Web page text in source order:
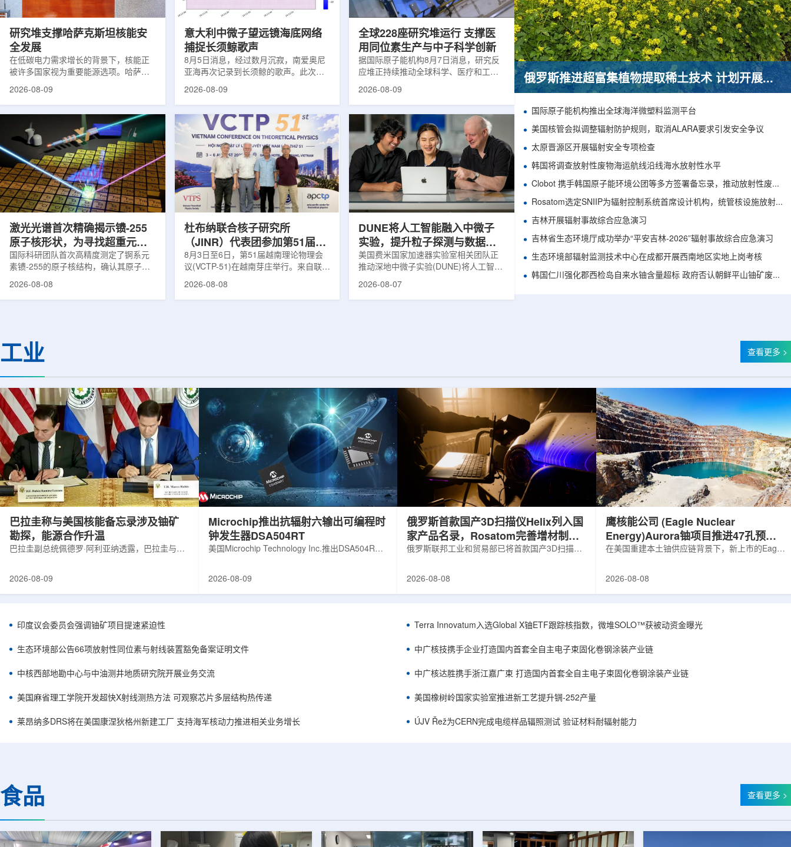
研究堆支撑哈萨克斯坦核能安
全发展
在低碳电力需求增长的背景下，核能正
被许多国家视为重要能源选项。哈萨克
料、反应堆运行工况及安全系统需要经
过长期研究、试验和验证，研究堆和实
验装置正是承担这类工作的核心平台。
不同于以发电为主要目标的动力堆，研
究堆更接近专业核科学实验室。科研人
员可在其中研究核燃料和结构材料行
为，模拟反应堆不同运行状态，包括偏
离正常工况的情形，测试新技术，并验
证后续用于核...
2026-08-09
意大利中微子望远镜海底网络
捕捉长须鲸歌声
8月5日消息，经过数月沉寂，南爱奥尼
亚海再次记录到长须鲸的歌声。此次观
多个实验共同完成，涉及ITINERIS、
LOWNOISER和VONGOLA三个项目，
相关工作由LNS-INFN与西西里核物理与
物质结构中心(CSFNSM)参与开展。探
测发生在冬季末期。当时，东地中海区
域正受到一项长期近海油气资源地球物
理勘测活动带来的强烈人为噪声影响，
距离飓风哈里过境也仅数周。研究人员
在复杂声学背景...
2026-08-09
全球228座研究堆运行 支撑医
用同位素生产与中子科学创新
据国际原子能机构8月7日消息，研究反
应堆正持续推动全球科学、医疗和工业
设或规划阶段。这类反应堆不同于用于
发电的核反应堆，主要功能是产生中
子，为医疗、工业、农业、地质科学、
法医学及核科学研究提供支撑。从上方
拍摄的研究堆水池。(图片：国际原子能
机构)在医疗领域，研究堆是医用放射性
同位素的重要来源。其中，锝-99m被广
泛用于癌症以及心脏、脑部和骨骼疾病
诊断;全球大...
2026-08-09
激光光谱首次精确揭示镄-255
原子核形状，为寻找超重元素
提供新线索
国际科研团队首次高精度测定了锕系元
素镄-255的原子核结构，确认其原子核
呈明显的长椭球形，类似橄榄球。这项
值，也为现代原子核理论模型提供了关
键实验验证。镄是自然界中不存在的人
团...
2026-08-08
杜布纳联合核子研究所
（JINR）代表团参加第51届越
南理论物理会议
8月3日至6日，第51届越南理论物理会
议(VCTP-51)在越南芽庄举行。来自联合
核研究所理论物理实验室和信息技术实
2026-08-08
DUNE将人工智能融入中微子
实验，提升粒子探测与数据处
理能力
美国费米国家加速器实验室相关团队正
推动深地中微子实验(DUNE)将人工智能
和机器学习工具融入实验设计、探测器
子...
2026-08-07
俄罗斯推进超富集植物提取稀土技术 计划开展田间试验
国际原子能机构推出全球海洋微塑料监测平台
美国核管会拟调整辐射防护规则，取消ALARA要求引发安全争议
太原晋源区开展辐射安全专项检查
韩国将调查放射性废物海运航线沿线海水放射性水平
Clobot 携手韩国原子能环境公团等多方签署备忘录，推动放射性废物安全管理多机型机器人示范
Rosatom选定SNIIP为辐射控制系统首席设计机构，统管核设施放射仪表标准化与进口替代保障
吉林开展辐射事故综合应急演习
吉林省生态环境厅成功举办“平安吉林-2026”辐射事故综合应急演习
生态环境部辐射监测技术中心在成都开展西南地区实地上岗考核
韩国仁川强化郡西检岛自来水铀含量超标 政府否认朝鲜平山铀矿废水影响
工业 查看更多 >
巴拉圭称与美国核能备忘录涉及铀矿
勘探，能源合作升温
巴拉圭副总统佩德罗·阿利亚纳透露，巴拉圭与美
务卿克里斯托弗·兰道的会晤时，将该协议称为历
有的接近阶段。巴美双方此次接触并不局限于核
能议题，而是涵盖双边合作、安全、投资和地区
政治等多个层面。阿利亚纳称，美国方面有意加
强对巴拉圭能源领域的投资，尤其关注...
2026-08-09
Microchip推出抗辐射六输出可编程时
钟发生器DSA504RT
美国Microchip Technology Inc.推出DSA504RT
常需要高度稳定的时间参考，用于导航、通信和
件，分别为不同子系统提供时钟信号，由此带来
元器件数量增加、系统质量上升和电路复杂...
2026-08-09
俄罗斯首款国产3D扫描仪Helix列入国
家产品名录，Rosatom完善增材制造
技术链
俄罗斯联邦工业和贸易部已将首款国产3D扫描仪
完成。至此，Helix成为俄罗斯首款、也是目前唯
RangeVision Helix由俄罗斯国家原子能公司增材
制造合作伙伴RangeVision研发制造。自2025年
以来，该公司成为唯一纳入俄罗斯国家原子能公
司增材制造生态系统的俄罗斯3D扫描...
2026-08-08
鹰核能公司 (Eagle Nuclear
Energy)Aurora铀项目推进47孔预可
研钻探
在美国重建本土铀供应链背景下，新上市的Eagle
1300标准含indicated资源3275万磅、inferred
孔、总进尺约2.7万英尺的预可研钻探，待联邦与
州审批通过后开工，预计2027年下半年完成预可
研。技术端近期增补Yukuskokon Professional
Services，并扩大与BBA USA、SLR I...
2026-08-08
印度议会委员会强调铀矿项目提速紧迫性
生态环境部公告66项放射性同位素与射线装置豁免备案证明文件
中核西部地勘中心与中油测井地质研究院开展业务交流
美国麻省理工学院开发超快X射线测热方法 可观察芯片多层结构热传递
莱昂纳多DRS将在美国康涅狄格州新建工厂 支持海军核动力推进相关业务增长
Terra Innovatum入选Global X铀ETF跟踪核指数，微堆SOLO™获被动资金曝光
中广核技携手企业打造国内首套全自主电子束固化卷钢涂装产业链
中广核达胜携手浙江嘉广束 打造国内首套全自主电子束固化卷钢涂装产业链
美国橡树岭国家实验室推进新工艺提升锎-252产量
ÚJV Řež为CERN完成电缆样品辐照测试 验证材料耐辐射能力
食品 查看更多 >